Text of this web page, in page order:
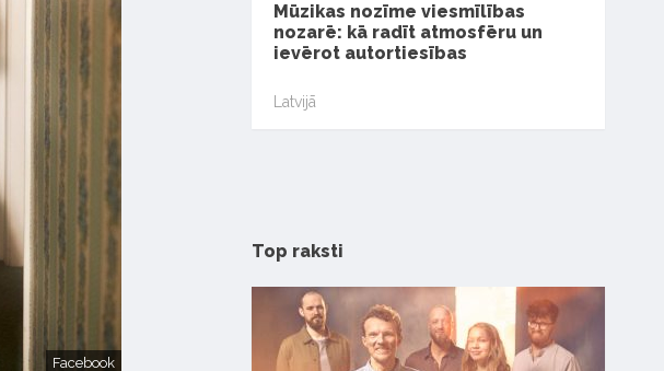
Facebook
Mūzikas nozīme viesmīlības
nozarē: kā radīt atmosfēru un
ievērot autortiesības
Latvijā
Top raksti